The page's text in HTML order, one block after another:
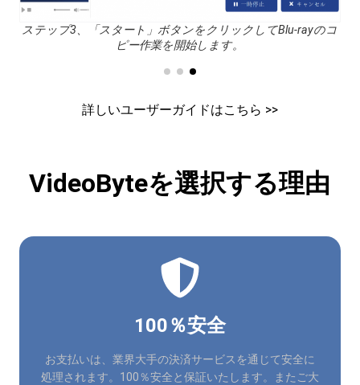
ステップ3、「スタート」ボタンをクリックしてBlu-rayのコ
ピー作業を開始します。
詳しいユーザーガイドはこちら >>
VideoByteを選択する理由
100％安全
お支払いは、業界大手の決済サービスを通じて安全に
処理されます。100％安全と保証いたします。またご大